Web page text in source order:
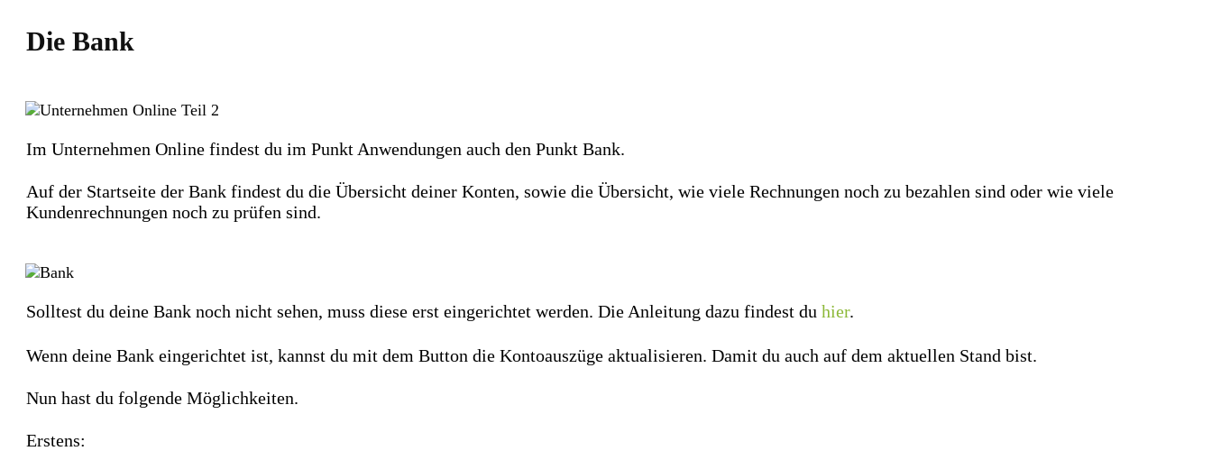
Die Bank
Im Unternehmen Online findest du im Punkt Anwendungen auch den Punkt Bank.
Auf der Startseite der Bank findest du die Übersicht deiner Konten, sowie die Übersicht, wie viele Rechnungen noch zu bezahlen sind oder wie viele
Kundenrechnungen noch zu prüfen sind.
Solltest du deine Bank noch nicht sehen, muss diese erst eingerichtet werden. Die Anleitung dazu findest du hier.
Wenn deine Bank eingerichtet ist, kannst du mit dem Button die Kontoauszüge aktualisieren. Damit du auch auf dem aktuellen Stand bist.
Nun hast du folgende Möglichkeiten.
Erstens: